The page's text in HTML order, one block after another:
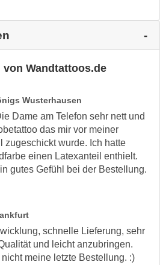
von Wandtattoos.de
Wusterhausen
Dame am Telefon sehr nett und
das mir vor meiner
zugeschickt wurde. Ich hatte
einen Latexanteil enthielt.
gutes Gefühl bei der Bestellung.
schnelle Lieferung, sehr
und leicht anzubringen.
meine letzte Bestellung. :)